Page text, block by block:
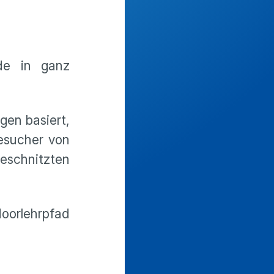
in ganz
basiert,
von